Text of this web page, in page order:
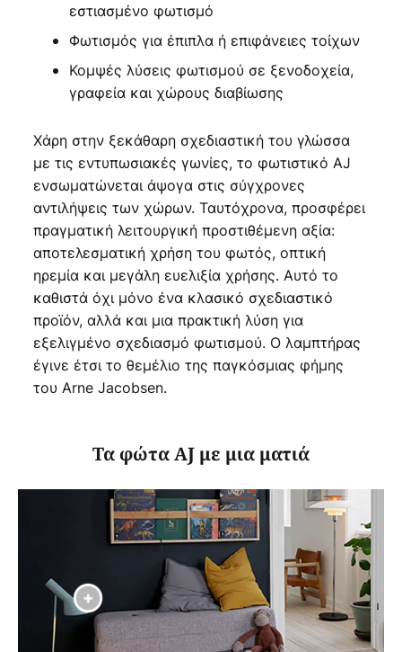
εστιασμένο φωτισμό
Φωτισμός για έπιπλα ή επιφάνειες τοίχων
Κομψές λύσεις φωτισμού σε ξενοδοχεία,
γραφεία και χώρους διαβίωσης
Χάρη στην ξεκάθαρη σχεδιαστική του γλώσσα
με τις εντυπωσιακές γωνίες, το φωτιστικό AJ
ενσωματώνεται άψογα στις σύγχρονες
αντιλήψεις των χώρων. Ταυτόχρονα, προσφέρει
πραγματική λειτουργική προστιθέμενη αξία:
αποτελεσματική χρήση του φωτός, οπτική
ηρεμία και μεγάλη ευελιξία χρήσης. Αυτό το
καθιστά όχι μόνο ένα κλασικό σχεδιαστικό
προϊόν, αλλά και μια πρακτική λύση για
εξελιγμένο σχεδιασμό φωτισμού. Ο λαμπτήρας
έγινε έτσι το θεμέλιο της παγκόσμιας φήμης
του Arne Jacobsen.
Τα φώτα AJ με μια ματιά